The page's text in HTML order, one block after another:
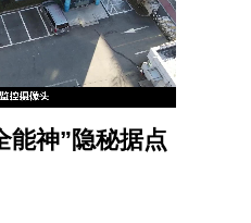
能神”隐秘据点